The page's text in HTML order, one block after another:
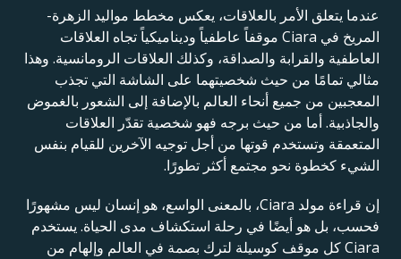
عندما يتعلق الأمر بالعلاقات، يعكس مخطط مواليد الزهرة-
المريخ في Ciara موقفاً عاطفياً وديناميكياً تجاه العلاقات
العاطفية والقرابة والصداقة، وكذلك العلاقات الرومانسية. وهذا
مثالي تمامًا من حيث شخصيتهما على الشاشة التي تجذب
المعجبين من جميع أنحاء العالم بالإضافة إلى الشعور بالغموض
والجاذبية. أما من حيث برجه فهو شخصية تقدّر العلاقات
المتعمقة وتستخدم قوتها من أجل توجيه الآخرين للقيام بنفس
الشيء كخطوة نحو مجتمع أكثر تطورًا.
إن قراءة مولد Ciara، بالمعنى الواسع، هو إنسان ليس مشهورًا
فحسب، بل هو أيضًا في رحلة استكشاف مدى الحياة. يستخدم
Ciara كل موقف كوسيلة لترك بصمة في العالم وإلهام من